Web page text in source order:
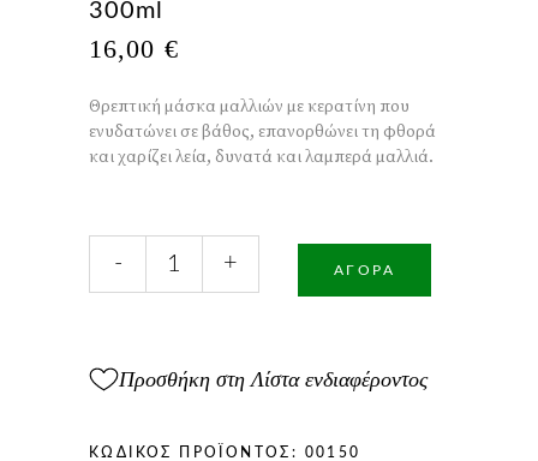
300ml
16,00 €
Θρεπτική μάσκα μαλλιών με κερατίνη που
ενυδατώνει σε βάθος, επανορθώνει τη φθορά
και χαρίζει λεία, δυνατά και λαμπερά μαλλιά.
Μαλλιών
με
ποσότητα
- + ΑΓΟΡΆ
Προσθήκη στη Λίστα ενδιαφέροντος
ΚΩΔΙΚΌΣ ΠΡΟΪΌΝΤΟΣ: 00150